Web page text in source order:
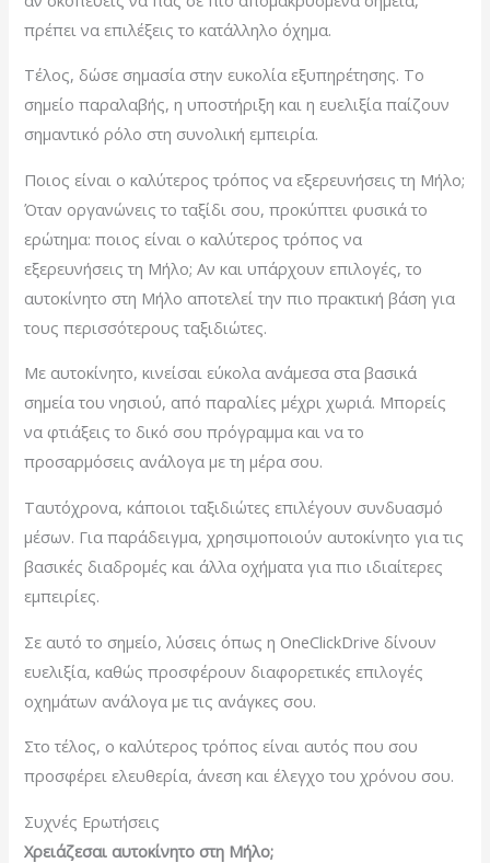
πρέπει να επιλέξεις το κατάλληλο όχημα.
Τέλος, δώσε σημασία στην ευκολία εξυπηρέτησης. Το
σημείο παραλαβής, η υποστήριξη και η ευελιξία παίζουν
σημαντικό ρόλο στη συνολική εμπειρία.
Ποιος είναι ο καλύτερος τρόπος να εξερευνήσεις τη Μήλο;
Όταν οργανώνεις το ταξίδι σου, προκύπτει φυσικά το
ερώτημα: ποιος είναι ο καλύτερος τρόπος να
εξερευνήσεις τη Μήλο; Αν και υπάρχουν επιλογές, το
αυτοκίνητο στη Μήλο αποτελεί την πιο πρακτική βάση για
τους περισσότερους ταξιδιώτες.
Με αυτοκίνητο, κινείσαι εύκολα ανάμεσα στα βασικά
σημεία του νησιού, από παραλίες μέχρι χωριά. Μπορείς
να φτιάξεις το δικό σου πρόγραμμα και να το
προσαρμόσεις ανάλογα με τη μέρα σου.
Ταυτόχρονα, κάποιοι ταξιδιώτες επιλέγουν συνδυασμό
μέσων. Για παράδειγμα, χρησιμοποιούν αυτοκίνητο για τις
βασικές διαδρομές και άλλα οχήματα για πιο ιδιαίτερες
εμπειρίες.
Σε αυτό το σημείο, λύσεις όπως η OneClickDrive δίνουν
ευελιξία, καθώς προσφέρουν διαφορετικές επιλογές
οχημάτων ανάλογα με τις ανάγκες σου.
Στο τέλος, ο καλύτερος τρόπος είναι αυτός που σου
προσφέρει ελευθερία, άνεση και έλεγχο του χρόνου σου.
Συχνές Ερωτήσεις
Χρειάζεσαι αυτοκίνητο στη Μήλο;